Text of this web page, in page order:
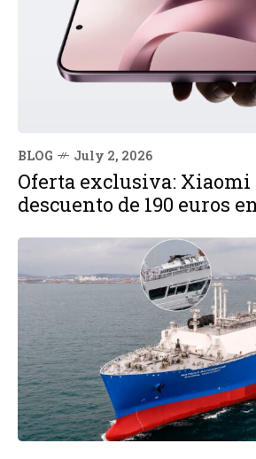
BLOG July 2, 2026
Oferta exclusiva: Xiaomi
descuento de 190 euros